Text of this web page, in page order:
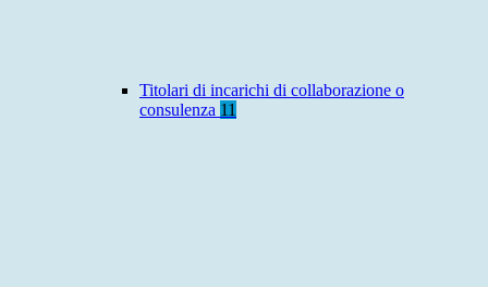
Titolari di incarichi di collaborazione o
consulenza 11